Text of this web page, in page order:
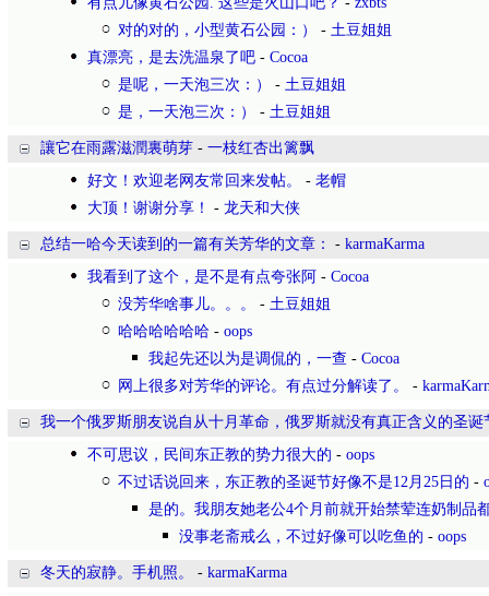
对的对的，小型黄石公园：）
- 土豆姐姐
真漂亮，是去洗温泉了吧 - Cocoa
是呢，一天泡三次：）
- 土豆姐姐
是，一天泡三次：）
- 土豆姐姐
讓它在雨露滋潤裏萌芽 - 一枝红杏出篱飘
好文！欢迎老网友常回来发帖。
- 老帽
大顶！谢谢分享！
- 龙天和大侠
总结一哈今天读到的一篇有关芳华的文章： - karmaKarma
我看到了这个，是不是有点夸张阿 - Cocoa
没芳华啥事儿。。。
- 土豆姐姐
哈哈哈哈哈哈 - oops
我起先还以为是调侃的，一查 - Cocoa
网上很多对芳华的评论。有点过分解读了。
-
我一个俄罗斯朋友说自从十月革命，俄罗斯就没有真正含义的圣诞
不可思议，民间东正教的势力很大的 - oops
不过话说回来，东正教的圣诞节好像不是12月25日的 -
是的。我朋友她老公4个月前就开始禁荤连奶制品
没事老斋戒么，不过好像可以吃鱼的 - oops
冬天的寂静。手机照。 - karmaKarma